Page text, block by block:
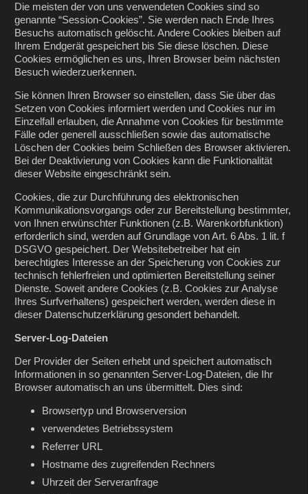
Die meisten der von uns verwendeten Cookies sind so
genannte “Session-Cookies”. Sie werden nach Ende Ihres
Besuchs automatisch gelöscht. Andere Cookies bleiben auf
Ihrem Endgerät gespeichert bis Sie diese löschen. Diese
Cookies ermöglichen es uns, Ihren Browser beim nächsten
Besuch wiederzuerkennen.
Sie können Ihren Browser so einstellen, dass Sie über das
Setzen von Cookies informiert werden und Cookies nur im
Einzelfall erlauben, die Annahme von Cookies für bestimmte
Fälle oder generell ausschließen sowie das automatische
Löschen der Cookies beim Schließen des Browser aktivieren.
Bei der Deaktivierung von Cookies kann die Funktionalität
dieser Website eingeschränkt sein.
Cookies, die zur Durchführung des elektronischen
Kommunikationsvorgangs oder zur Bereitstellung bestimmter,
von Ihnen erwünschter Funktionen (z.B. Warenkorbfunktion)
erforderlich sind, werden auf Grundlage von Art. 6 Abs. 1 lit. f
DSGVO gespeichert. Der Websitebetreiber hat ein
berechtigtes Interesse an der Speicherung von Cookies zur
technisch fehlerfreien und optimierten Bereitstellung seiner
Dienste. Soweit andere Cookies (z.B. Cookies zur Analyse
Ihres Surfverhaltens) gespeichert werden, werden diese in
dieser Datenschutzerklärung gesondert behandelt.
Server-Log-Dateien
Der Provider der Seiten erhebt und speichert automatisch
Informationen in so genannten Server-Log-Dateien, die Ihr
Browser automatisch an uns übermittelt. Dies sind:
Browsertyp und Browserversion
verwendetes Betriebssystem
Referrer URL
Hostname des zugreifenden Rechners
Uhrzeit der Serveranfrage